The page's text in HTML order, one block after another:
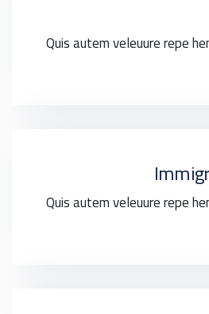
Quis autem veleuure repe
Quis autem veleuure repe